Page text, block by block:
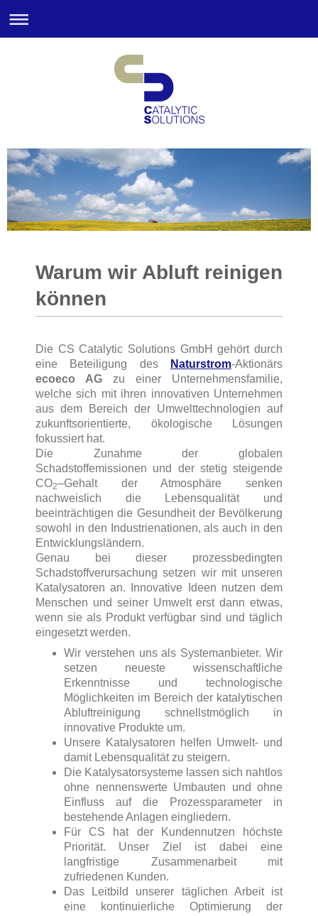
Warum wir Abluft reinigen
können
Die CS Catalytic Solutions GmbH gehört durch
eine Beteiligung des
Naturstrom-Aktionärs
ecoeco AG zu einer Unternehmensfamilie,
welche sich mit ihren innovativen Unternehmen
aus dem Bereich der Umwelttechnologien auf
zukunftsorientierte, ökologische Lösungen
fokussiert hat.
Die Zunahme der globalen
Schadstoffemissionen und der stetig steigende
CO2–Gehalt der Atmosphäre senken
nachweislich die Lebensqualität und
beeinträchtigen die Gesundheit der Bevölkerung
sowohl in den Industrienationen, als auch in den
Entwicklungsländern.
Genau bei dieser prozessbedingten
Schadstoffverursachung setzen wir mit unseren
Katalysatoren an. Innovative Ideen nutzen dem
Menschen und seiner Umwelt erst dann etwas,
wenn sie als Produkt verfügbar sind und täglich
eingesetzt werden.
Wir verstehen uns als Systemanbieter. Wir
setzen neueste wissenschaftliche
Erkenntnisse und technologische
Möglichkeiten im Bereich der katalytischen
Abluftreinigung schnellstmöglich in
innovative Produkte um.
Unsere Katalysatoren helfen Umwelt- und
damit Lebensqualität zu steigern.
Die Katalysatorsysteme lassen sich nahtlos
ohne nennenswerte Umbauten und ohne
Einfluss auf die Prozessparameter in
bestehende Anlagen eingliedern.
Für CS hat der Kundennutzen höchste
Priorität. Unser Ziel ist dabei eine
langfristige Zusammenarbeit mit
zufriedenen Kunden.
Das Leitbild unserer täglichen Arbeit ist
eine kontinuierliche Optimierung der